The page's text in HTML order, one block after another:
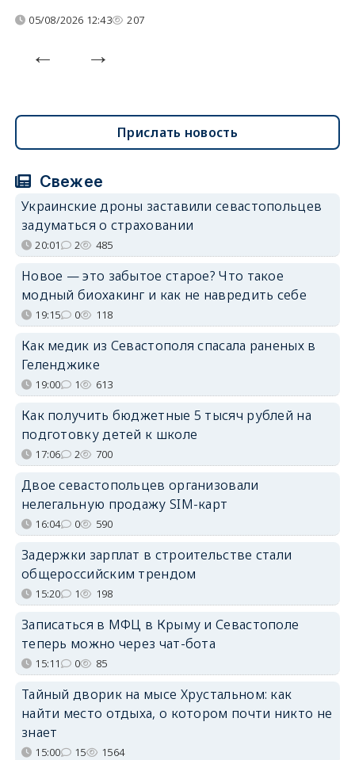
05/08/2026 12:43 207
Прислать новость
Свежее
Украинские дроны заставили севастопольцев
задуматься о страховании
20:01 2 485
Новое — это забытое старое? Что такое
модный биохакинг и как не навредить себе
19:15 0 118
Как медик из Севастополя спасала раненых в
Геленджике
19:00 1 613
Как получить бюджетные 5 тысяч рублей на
подготовку детей к школе
17:06 2 700
Двое севастопольцев организовали
нелегальную продажу SIM-карт
16:04 0 590
Задержки зарплат в строительстве стали
общероссийским трендом
15:20 1 198
Записаться в МФЦ в Крыму и Севастополе
теперь можно через чат-бота
15:11 0 85
Тайный дворик на мысе Хрустальном: как
найти место отдыха, о котором почти никто не
знает
15:00 15 1564